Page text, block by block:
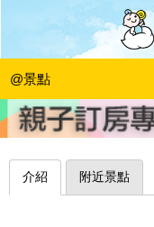
@景點
打開令人驚
幾米的繪本～
野蠻王妃愛漂亮|2015-
介紹 附近景點